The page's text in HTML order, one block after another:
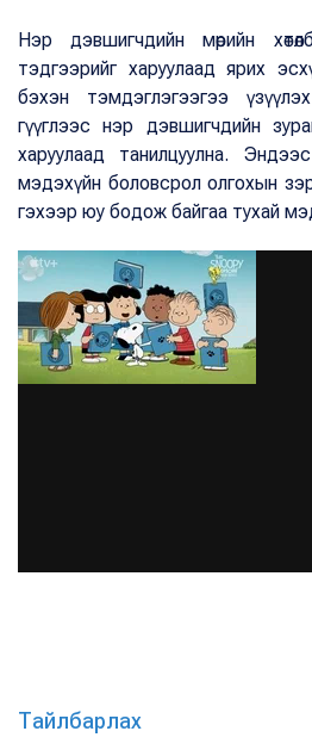
Нэр дэвшигчдийн мөрийн
тэдгээрийг харуулаад ярих
бэхэн тэмдэглэгээгээ
гүүглээс нэр дэвшигчдийн
харуулаад танилцуулна.
мэдэхүйн боловсрол олгохын
гэхээр юу бодож байгаа тухай
Тайлбарлах